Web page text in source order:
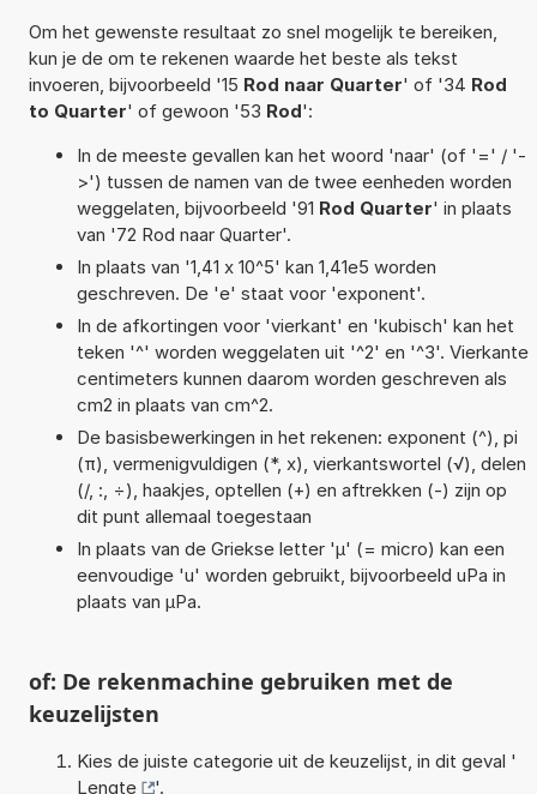
Om het gewenste resultaat zo snel mogelijk te bereiken,
kun je de om te rekenen waarde het beste als tekst
invoeren, bijvoorbeeld '15 Rod naar Quarter' of '34 Rod
to Quarter' of gewoon '53 Rod':
In de meeste gevallen kan het woord 'naar' (of '=' / '-
>') tussen de namen van de twee eenheden worden
weggelaten, bijvoorbeeld '91 Rod Quarter' in plaats
van '72 Rod naar Quarter'.
In plaats van '1,41 x 10^5' kan 1,41e5 worden
geschreven. De 'e' staat voor 'exponent'.
In de afkortingen voor 'vierkant' en 'kubisch' kan het
teken '^' worden weggelaten uit '^2' en '^3'. Vierkante
centimeters kunnen daarom worden geschreven als
cm2 in plaats van cm^2.
De basisbewerkingen in het rekenen: exponent (^), pi
(π), vermenigvuldigen (*, x), vierkantswortel (√), delen
(/, :, ÷), haakjes, optellen (+) en aftrekken (-) zijn op
dit punt allemaal toegestaan
In plaats van de Griekse letter 'µ' (= micro) kan een
eenvoudige 'u' worden gebruikt, bijvoorbeeld uPa in
plaats van µPa.
of: De rekenmachine gebruiken met de
keuzelijsten
Kies de juiste categorie uit de keuzelijst, in dit geval '
Lengte
'.